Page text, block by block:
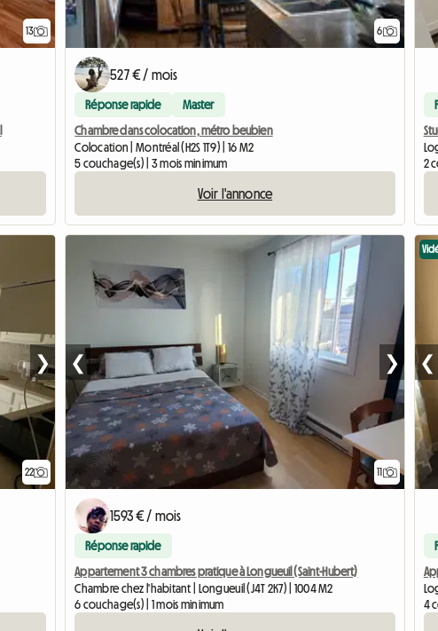
13 6
527 € / mois
Réponse rapide Master
Chambre dans colocation, métro beubien
Colocation | Montréal (H2S 1T9) | 16 M2
5 couchage(s) | 3 mois minimum
Voir l'annonce
2
22
❯
11
❮ ❯
1593 € / mois
Réponse rapide
Appartement 3 chambres pratique à Longueuil (Saint-Hubert)
Chambre chez l'habitant | Longueuil (J4T 2K7) | 1004 M2
6 couchage(s) | 1 mois minimum
❮
4